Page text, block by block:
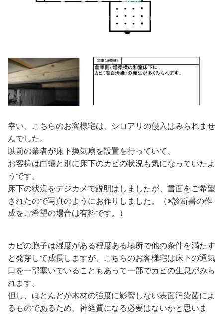
幸い、こちらのお客様宅は、シロアリの侵入はみられませ
んでした。
以前の業者が床下換気扇を設置を行っていて、
お客様は白蟻と別に床下のカビの状況も気になっていたよ
うです。
床下の状況をデジカメで説明はしましたが、書面をご希望
されたので写真のようにお作りしました。（※診断書の作
成をご希望の場合は有料です。）
カビの胞子は湿度がある程度ある場所で他の条件を満たす
と発芽して成長しますが、こちらのお客様宅は床下の通気
口を一部塞いでいることもあって一部でカビの生息がみら
れます。
但し、ほとんどが木材の強度に影響しない表面汚染菌によ
るものであるため、神経質になる必要はないかと思いま